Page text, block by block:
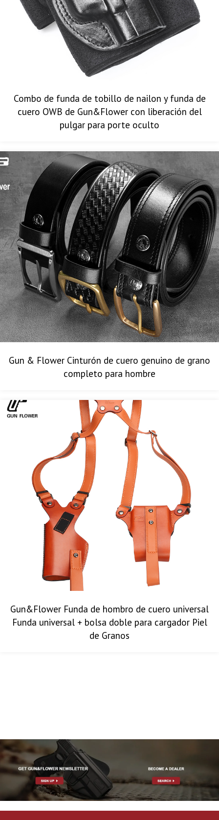
Combo de funda de tobillo de nailon y funda de
cuero OWB de Gun&Flower con liberación del
pulgar para porte oculto
Gun & Flower Cinturón de cuero genuino de grano
completo para hombre
Gun&Flower Funda de hombro de cuero universal
Funda universal + bolsa doble para cargador Piel
de Granos